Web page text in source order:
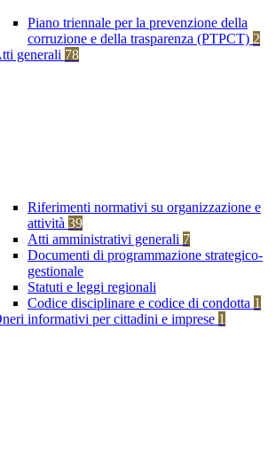
Piano triennale per la prevenzione della
corruzione e della trasparenza (PTPCT) 2
generali 78
Riferimenti normativi su organizzazione e
attività 39
Atti amministrativi generali 7
Documenti di programmazione strategico-
gestionale
Statuti e leggi regionali
Codice disciplinare e codice di condotta 1
informativi per cittadini e imprese 1